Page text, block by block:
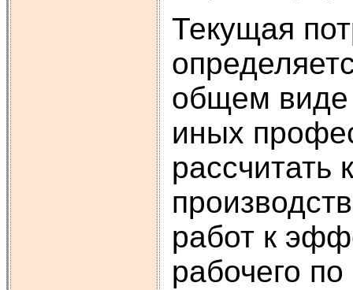
Текущая
общем виде
иных
рассчитать
работ к
рабочего